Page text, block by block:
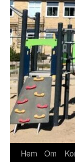
Hoppa
Hem Om